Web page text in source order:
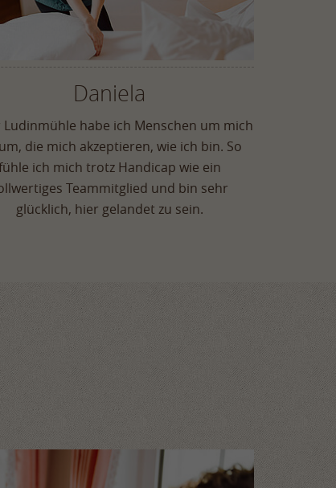
Daniela
Ludinmühle habe ich Menschen um mich
die mich akzeptieren, wie ich bin. So
ich mich trotz Handicap wie ein
Teammitglied und bin sehr
glücklich, hier gelandet zu sein.